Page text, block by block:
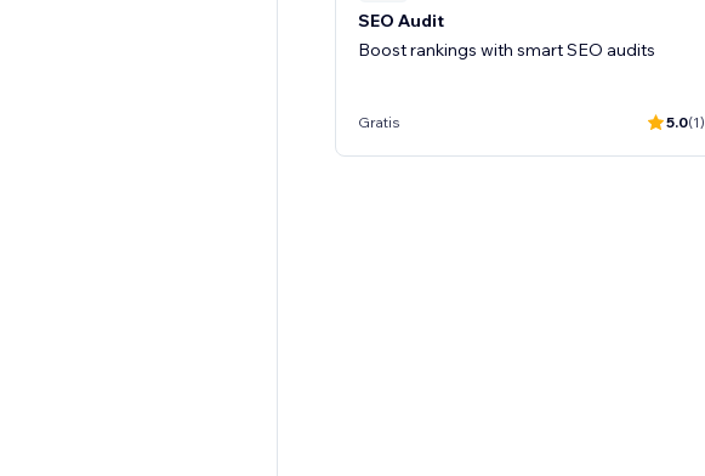
SEO Audit
Boost rankings with smart SEO audits
Gratis 5.0(1)